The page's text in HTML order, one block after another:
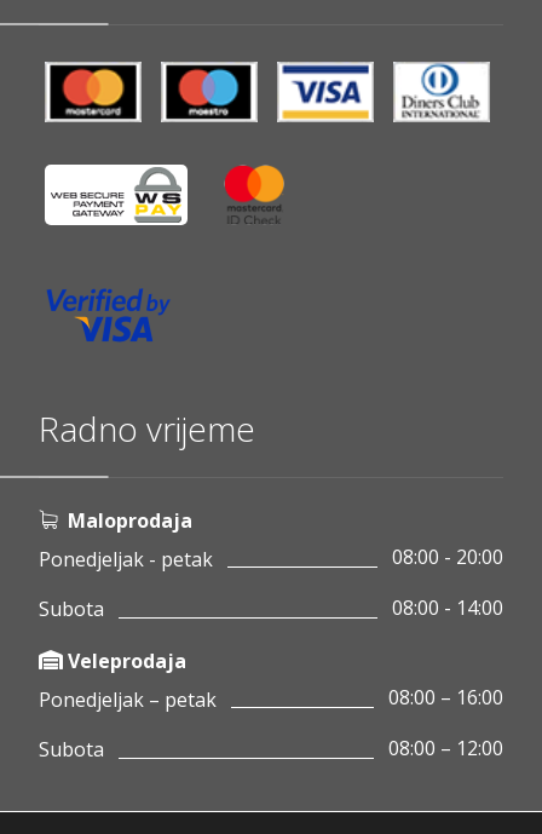
Radno vrijeme
Maloprodaja
Ponedjeljak - petak
08:00 - 20:00
Subota
08:00 - 14:00
Veleprodaja
Ponedjeljak – petak
08:00 – 16:00
Subota
08:00 – 12:00